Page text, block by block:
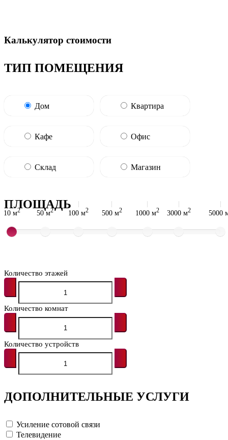
Калькулятор стоимости
ТИП ПОМЕЩЕНИЯ
Дом Квартира
Кафе Офис
Склад Магазин
ПЛОЩАДЬ
10 м2 50 м2 100 м2 500 м2 1000 м2 3000 м2 5000
Количество этажей
Количество комнат
Количество устройств
ДОПОЛНИТЕЛЬНЫЕ УСЛУГИ
Усиление сотовой связи
Телевидение